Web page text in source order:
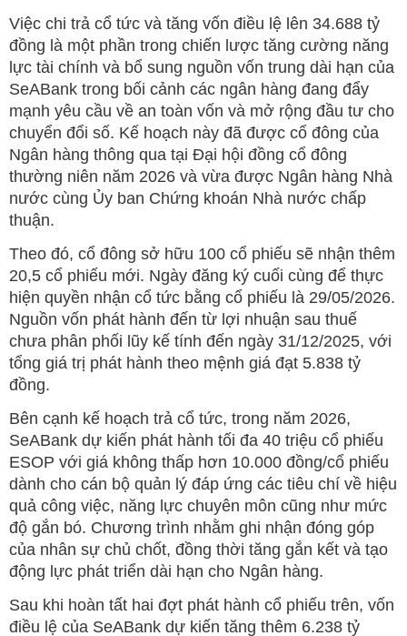
Việc chi trả cổ tức và tăng vốn điều lệ lên 34.688 tỷ
đồng là một phần trong chiến lược tăng cường năng
lực tài chính và bổ sung nguồn vốn trung dài hạn của
SeABank trong bối cảnh các ngân hàng đang đẩy
mạnh yêu cầu về an toàn vốn và mở rộng đầu tư cho
chuyển đổi số. Kế hoạch này đã được cổ đông của
Ngân hàng thông qua tại Đại hội đồng cổ đông
thường niên năm 2026 và vừa được Ngân hàng Nhà
nước cùng Ủy ban Chứng khoán Nhà nước chấp
thuận.
Theo đó, cổ đông sở hữu 100 cổ phiếu sẽ nhận thêm
20,5 cổ phiếu mới. Ngày đăng ký cuối cùng để thực
hiện quyền nhận cổ tức bằng cổ phiếu là 29/05/2026.
Nguồn vốn phát hành đến từ lợi nhuận sau thuế
chưa phân phối lũy kế tính đến ngày 31/12/2025, với
tổng giá trị phát hành theo mệnh giá đạt 5.838 tỷ
đồng.
Bên cạnh kế hoạch trả cổ tức, trong năm 2026,
SeABank dự kiến phát hành tối đa 40 triệu cổ phiếu
ESOP với giá không thấp hơn 10.000 đồng/cổ phiếu
dành cho cán bộ quản lý đáp ứng các tiêu chí về hiệu
quả công việc, năng lực chuyên môn cũng như mức
độ gắn bó. Chương trình nhằm ghi nhận đóng góp
của nhân sự chủ chốt, đồng thời tăng gắn kết và tạo
động lực phát triển dài hạn cho Ngân hàng.
Sau khi hoàn tất hai đợt phát hành cổ phiếu trên, vốn
điều lệ của SeABank dự kiến tăng thêm 6.238 tỷ